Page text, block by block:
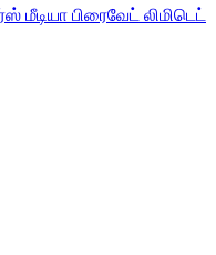
மீடியா பிரைவேட் லிமிடெட்